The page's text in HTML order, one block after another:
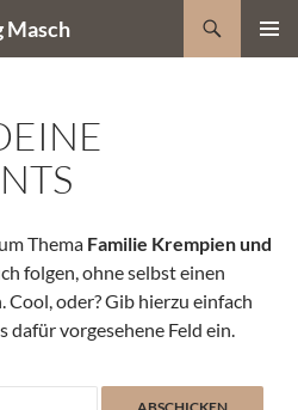
Masch
Thema Familie Krempien und
folgen, ohne selbst einen
oder? Gib hierzu einfach
dafür vorgesehene Feld ein.